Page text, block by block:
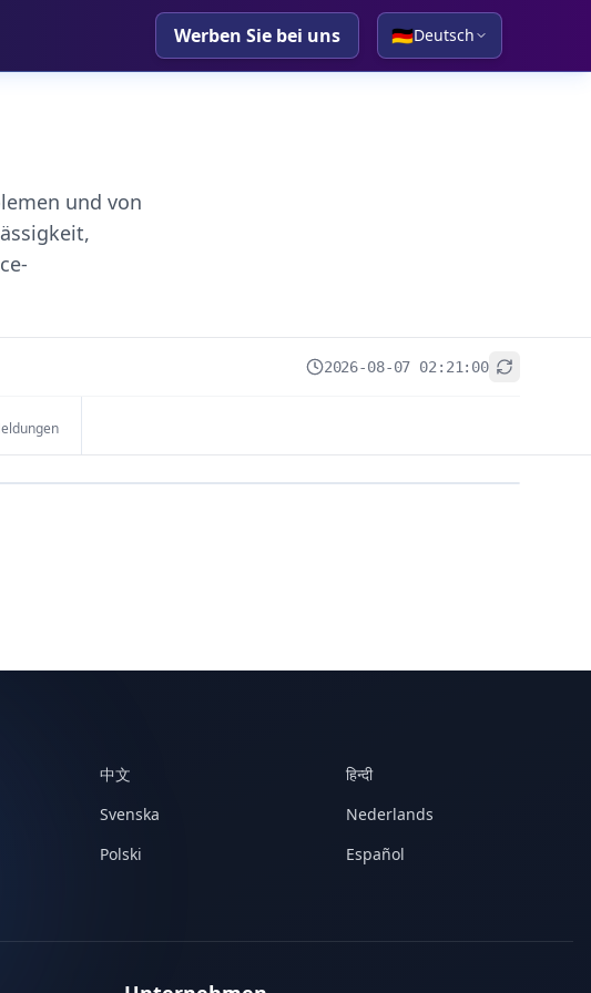
Werben Sie bei uns 🇩🇪Deutsch
und von
2026-08-07 02:21:00
中文
हिन्दी
Svenska
Nederlands
Polski
Español